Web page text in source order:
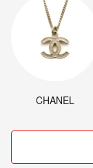
CHANEL